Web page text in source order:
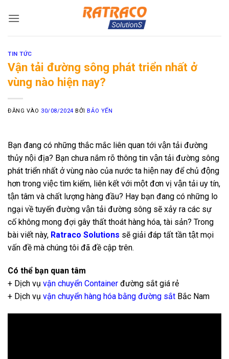
qua
TIN TỨC
Vận tải đường sông phát triển nhất ở
vùng nào hiện nay?
ĐĂNG VÀO 30/08/2024 BỞIBẢO YẾN
Bạn đang có những thắc mắc liên quan tới vận tải đường
thủy nội địa? Bạn chưa nắm rõ thông tin vận tải đường sông
phát triển nhất ở vùng nào của nước ta hiện nay để chủ động
hơn trong việc tìm kiếm, liên kết với một đơn vị vận tải uy tín,
tận tâm và chất lượng hàng đầu? Hay bạn đang có những lo
ngại về tuyến đường vận tải đường sông sẽ xảy ra các sự
cố không mong đợi gây thất thoát hàng hóa, tài sản? Trong
bài viết này, Ratraco Solutions sẽ giải đáp tất tần tật mọi
vấn đề mà chúng tôi đã đề cập trên.
Có thể bạn quan tâm
+ Dịch vụ vận chuyển Container đường sắt giá rẻ
+ Dịch vụ vận chuyển hàng hóa bằng đường sắt Bắc Nam